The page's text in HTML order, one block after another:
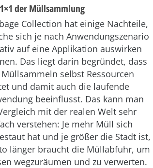
der Müllsammlung
Collection hat einige Nachteile,
sich je nach Anwendungszenario
auf eine Applikation auswirken
Das liegt darin begründet, dass
selbst Ressourcen
und damit auch die laufende
beeinflusst. Das kann man
mit der realen Welt sehr
verstehen: Je mehr Müll sich
hat und je größer die Stadt ist,
länger braucht die Müllabfuhr, um
wegzuräumen und zu verwerten.